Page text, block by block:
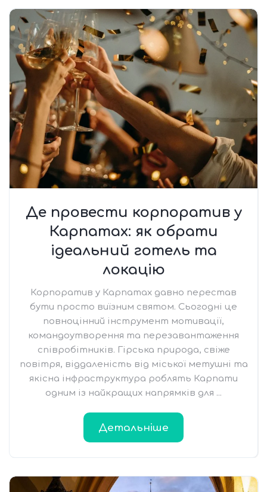
Де провести корпоратив у
Карпатах: як обрати
ідеальний готель та
локацію
Корпоратив у Карпатах давно перестав
бути просто виїзним святом. Сьогодні це
повноцінний інструмент мотивації,
командоутворення та перезавантаження
співробітників. Гірська природа, свіже
повітря, віддаленість від міської метушні та
якісна інфраструктура роблять Карпати
одним із найкращих напрямків для ...
Детальніше